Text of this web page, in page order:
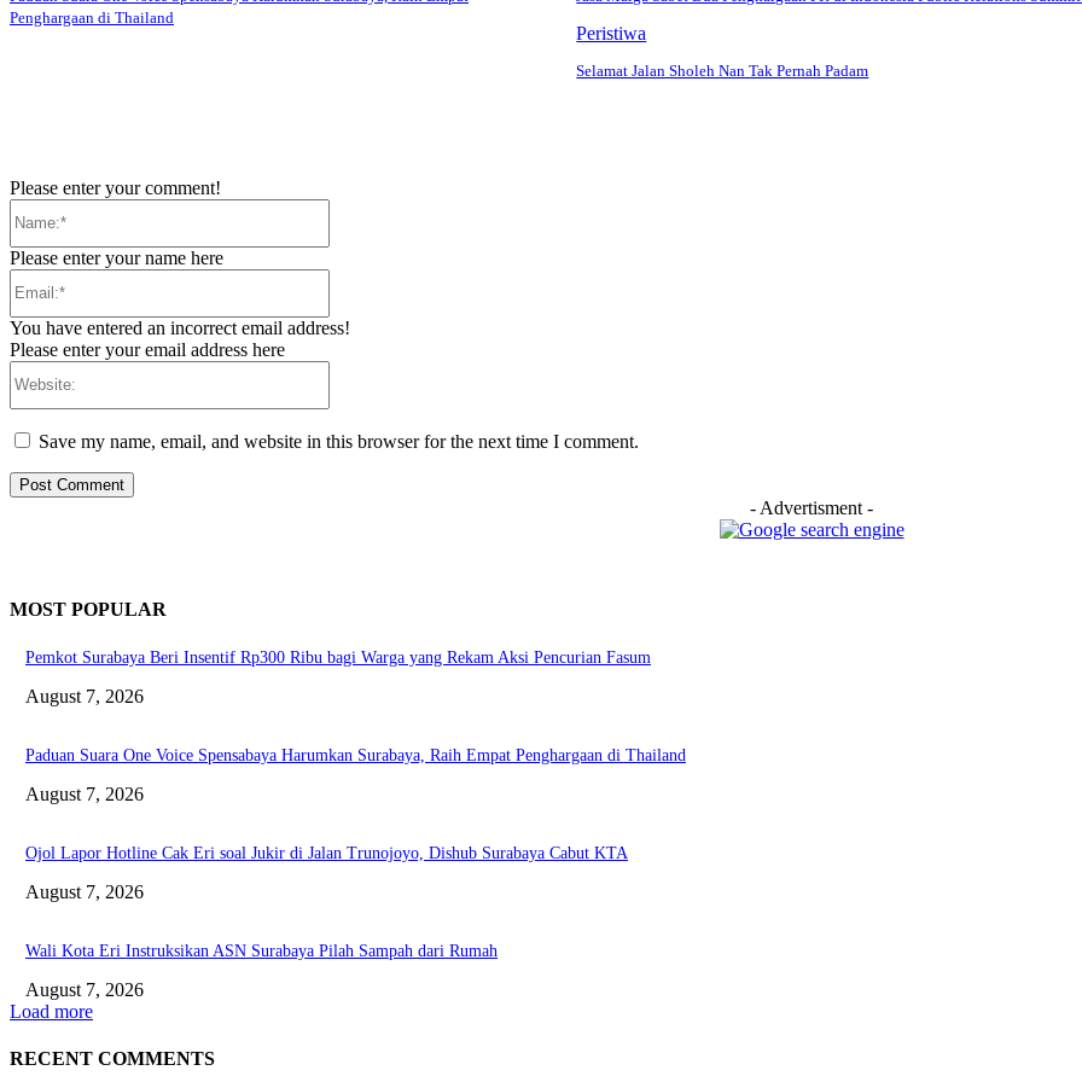
Penghargaan di Thailand
Peristiwa
Selamat Jalan Sholeh Nan Tak Pernah Padam
Please enter your comment!
Please enter your name here
You have entered an incorrect email address!
Please enter your email address here
Save my name, email, and website in this browser for the next time I comment.
- Advertisment -
MOST POPULAR
Pemkot Surabaya Beri Insentif Rp300 Ribu bagi Warga yang Rekam Aksi Pencurian Fasum
August 7, 2026
Paduan Suara One Voice Spensabaya Harumkan Surabaya, Raih Empat Penghargaan di Thailand
August 7, 2026
Ojol Lapor Hotline Cak Eri soal Jukir di Jalan Trunojoyo, Dishub Surabaya Cabut KTA
August 7, 2026
Wali Kota Eri Instruksikan ASN Surabaya Pilah Sampah dari Rumah
August 7, 2026
Load more
RECENT COMMENTS